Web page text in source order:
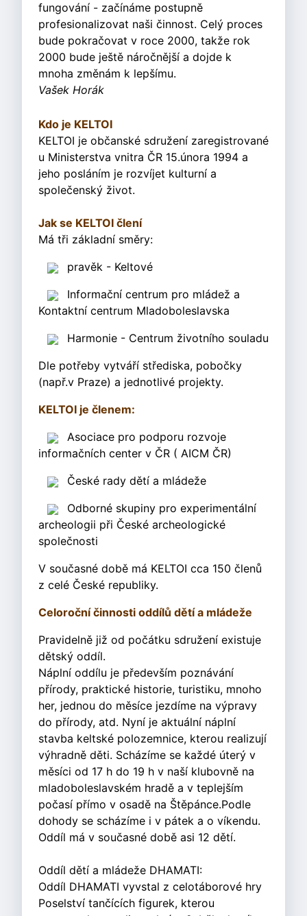
fungování - začínáme postupně
profesionalizovat naši činnost. Celý proces
bude pokračovat v roce 2000, takže rok
2000 bude ještě náročnější a dojde k
mnoha změnám k lepšímu.
Vašek Horák
Kdo je KELTOI
KELTOI je občanské sdružení zaregistrované
u Ministerstva vnitra ČR 15.února 1994 a
jeho posláním je rozvíjet kulturní a
společenský život.
Jak se KELTOI člení
Má tři základní směry:
pravěk - Keltové
Informační centrum pro mládež a
Kontaktní centrum Mladoboleslavska
Harmonie - Centrum životního souladu
Dle potřeby vytváří střediska, pobočky
(např.v Praze) a jednotlivé projekty.
KELTOI je členem:
Asociace pro podporu rozvoje
informačních center v ČR ( AICM ČR)
České rady dětí a mládeže
Odborné skupiny pro experimentální
archeologii při České archeologické
společnosti
V současné době má KELTOI cca 150 členů
z celé České republiky.
Celoroční činnosti oddílů dětí a mládeže
Pravidelně již od počátku sdružení existuje
dětský oddíl.
Náplní oddílu je především poznávání
přírody, praktické historie, turistiku, mnoho
her, jednou do měsíce jezdíme na výpravy
do přírody, atd. Nyní je aktuální náplní
stavba keltské polozemnice, kterou realizují
výhradně děti. Scházíme se každé úterý v
měsíci od 17 h do 19 h v naší klubovně na
mladoboleslavském hradě a v teplejším
počasí přímo v osadě na Štěpánce.Podle
dohody se scházíme i v pátek a o víkendu.
Oddíl má v současné době asi 12 dětí.
Oddíl dětí a mládeže DHAMATI:
Oddíl DHAMATI vyvstal z celotáborové hry
Poselství tančících figurek, kterou